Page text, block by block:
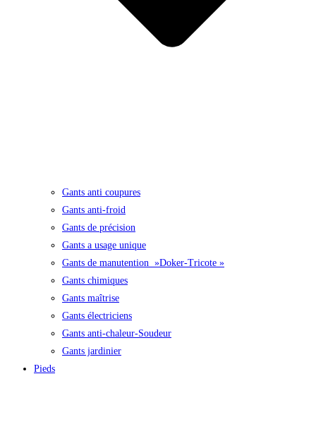
Gants anti coupures
Gants anti-froid
Gants de précision
Gants a usage unique
Gants de manutention »Doker-Tricote »
Gants chimiques
Gants maîtrise
Gants électriciens
Gants anti-chaleur-Soudeur
Gants jardinier
Pieds